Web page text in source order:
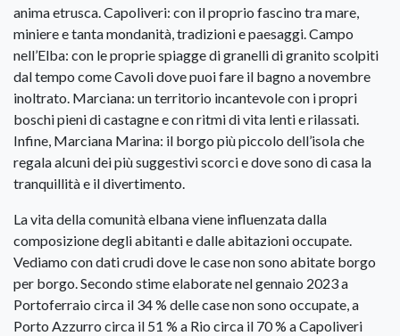
anima etrusca. Capoliveri: con il proprio fascino tra mare,
miniere e tanta mondanità, tradizioni e paesaggi. Campo
nell’Elba: con le proprie spiagge di granelli di granito scolpiti
dal tempo come Cavoli dove puoi fare il bagno a novembre
inoltrato. Marciana: un territorio incantevole con i propri
boschi pieni di castagne e con ritmi di vita lenti e rilassati.
Infine, Marciana Marina: il borgo più piccolo dell’isola che
regala alcuni dei più suggestivi scorci e dove sono di casa la
tranquillità e il divertimento.
La vita della comunità elbana viene influenzata dalla
composizione degli abitanti e dalle abitazioni occupate.
Vediamo con dati crudi dove le case non sono abitate borgo
per borgo. Secondo stime elaborate nel gennaio 2023 a
Portoferraio circa il 34 % delle case non sono occupate, a
Porto Azzurro circa il 51 % a Rio circa il 70 % a Capoliveri